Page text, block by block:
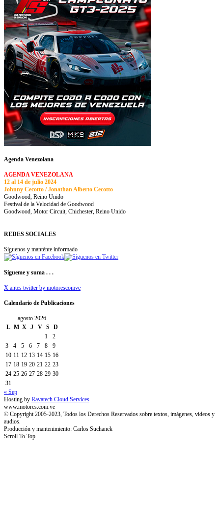
Agenda Venezolana
AGENDA VENEZOLANA
12 al 14 de julio 2024
Johnny Cecotto / Jonathan Alberto Cecotto
Goodwood, Reino Unido
Festival de la Velocidad de Goodwood
Goodwood, Motor Circuit, Chichester, Reino Unido
REDES SOCIALES
Síguenos y manténte informado
Sígueme y suma . . .
X antes twitter by motorescomve
Calendario de Publicaciones
agosto 2026
L M X J V S
D
1
2
3
4 5 6 7 8
9
10 11 12 13 14 15 16
17 18 19 20 21 22 23
24 25 26 27 28 29 30
31
« Sep
Hosting by Ravatech Cloud Services
www.motores.com.ve
© Copyright 2005-2023, Todos los Derechos Reservados sobre textos, imágenes, videos y
audios.
Producción y mantenimiento: Carlos Suchanek
Scroll To Top